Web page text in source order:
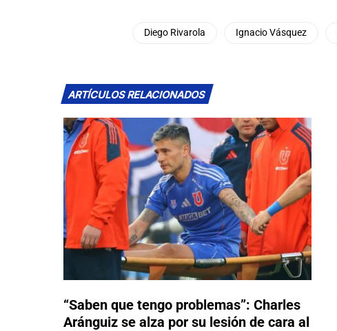
Diego Rivarola Ignacio Vásquez
ARTÍCULOS RELACIONADOS
“Saben que tengo problemas”: Charles
Aránguiz se alza por su lesión de cara al